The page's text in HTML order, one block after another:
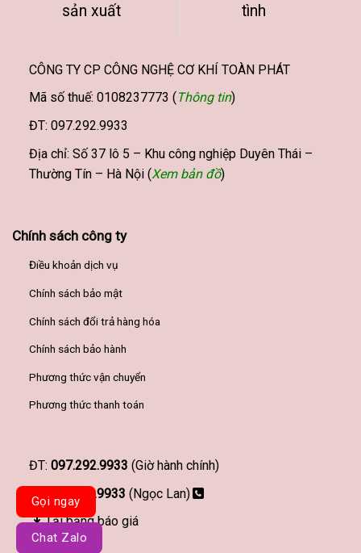
sản xuất
tình
CÔNG TY CP CÔNG NGHỆ CƠ KHÍ TOÀN PHÁT
Mã số thuế: 0108237773 ( Thông tin)
ĐT: 097.292.9933
Địa chỉ: Số 37 lô 5 – Khu công nghiệp Duyên Thái –
Thường Tín – Hà Nội (Xem bản đồ)
Chính sách công ty
Điều khoản dịch vụ
Chính sách bảo mật
Chính sách đổi trả hàng hóa
Chính sách bảo hành
Phương thức vận chuyển
Phương thức thanh toán
ĐT: 097.292.9933 (Giờ hành chính)
097.292.9933 (Ngọc Lan)
Tải bảng báo giá
Gọi ngay
Chat Zalo